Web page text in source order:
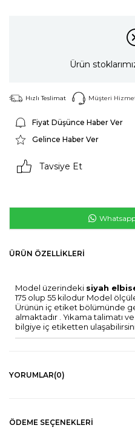
Ürün
Hızlı Teslimat Müşteri
Fiyat Düşünce Haber Ver
Gelince Haber Ver
Tavsiye Et
ÜRÜN ÖZELLIKLERI
Model üzerindeki siyah
175 olup 55 kilodur Model
Ürünün iç etiket bölümünde
almaktadır . Yıkama talimatı
bilgiye iç etiketten
YORUMLAR(0)
ÖDEME SEÇENEKLERI